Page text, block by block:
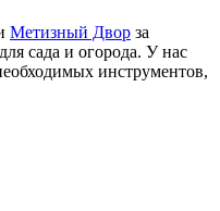
Метизный Двор за
сада и огорода. У нас
инструментов,